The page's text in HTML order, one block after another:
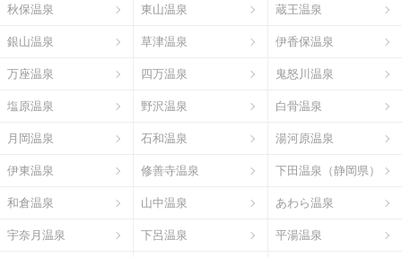
秋保温泉 東山温泉 蔵王温泉
銀山温泉 草津温泉 伊香保温泉
万座温泉 四万温泉 鬼怒川温泉
塩原温泉 野沢温泉 白骨温泉
月岡温泉 石和温泉 湯河原温泉
伊東温泉 修善寺温泉 下田温泉（静岡県）
和倉温泉 山中温泉 あわら温泉
宇奈月温泉 下呂温泉 平湯温泉